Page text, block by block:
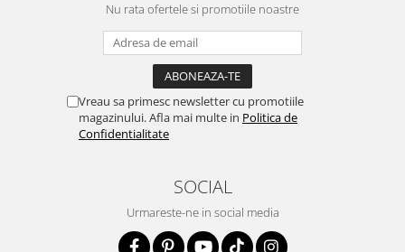
Nu rata ofertele si promotiile noastre
Vreau sa primesc newsletter cu promotiile
magazinului. Afla mai multe in Politica de
Confidentialitate
SOCIAL
Urmareste-ne in social media